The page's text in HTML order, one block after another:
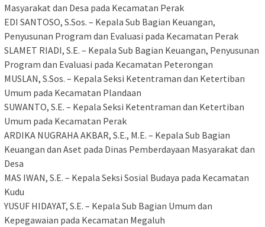
Masyarakat dan Desa pada Kecamatan Perak
​EDI SANTOSO, S.Sos. – Kepala Sub Bagian Keuangan,
Penyusunan Program dan Evaluasi pada Kecamatan Perak
​SLAMET RIADI, S.E. – Kepala Sub Bagian Keuangan, Penyusunan
Program dan Evaluasi pada Kecamatan Peterongan
​MUSLAN, S.Sos. – Kepala Seksi Ketentraman dan Ketertiban
Umum pada Kecamatan Plandaan
​SUWANTO, S.E. – Kepala Seksi Ketentraman dan Ketertiban
Umum pada Kecamatan Perak
​ARDIKA NUGRAHA AKBAR, S.E., M.E. – Kepala Sub Bagian
Keuangan dan Aset pada Dinas Pemberdayaan Masyarakat dan
Desa
​MAS IWAN, S.E. – Kepala Seksi Sosial Budaya pada Kecamatan
Kudu
​YUSUF HIDAYAT, S.E. – Kepala Sub Bagian Umum dan
Kepegawaian pada Kecamatan Megaluh